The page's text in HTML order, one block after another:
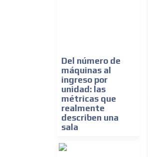
Del número de
máquinas al
ingreso por
unidad: las
métricas que
realmente
describen una
sala